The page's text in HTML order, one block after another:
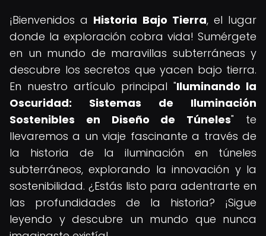
¡Bienvenidos a Historia Bajo Tierra, el lugar
donde la exploración cobra vida! Sumérgete
en un mundo de maravillas subterráneas y
descubre los secretos que yacen bajo tierra.
En nuestro artículo principal "Iluminando la
Oscuridad: Sistemas de Iluminación
Sostenibles en Diseño de Túneles" te
llevaremos a un viaje fascinante a través de
la historia de la iluminación en túneles
subterráneos, explorando la innovación y la
sostenibilidad. ¿Estás listo para adentrarte en
las profundidades de la historia? ¡Sigue
leyendo y descubre un mundo que nunca